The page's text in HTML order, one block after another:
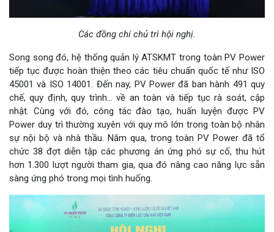
Các đồng chí chủ trì hội nghị.
Song song đó, hệ thống quản lý ATSKMT trong toàn PV Power
tiếp tục được hoàn thiện theo các tiêu chuẩn quốc tế như ISO
45001 và ISO 14001. Đến nay, PV Power đã ban hành 491 quy
chế, quy định, quy trình... về an toàn và tiếp tục rà soát, cập
nhật. Cùng với đó, công tác đào tạo, huấn luyện được PV
Power duy trì thường xuyên với quy mô lớn trong toàn bộ nhân
sự nội bộ và nhà thầu. Năm qua, trong toàn PV Power đã tổ
chức 38 đợt diễn tập các phương án ứng phó sự cố, thu hút
hơn 1.300 lượt người tham gia, qua đó nâng cao năng lực sẵn
sàng ứng phó trong mọi tình huống.